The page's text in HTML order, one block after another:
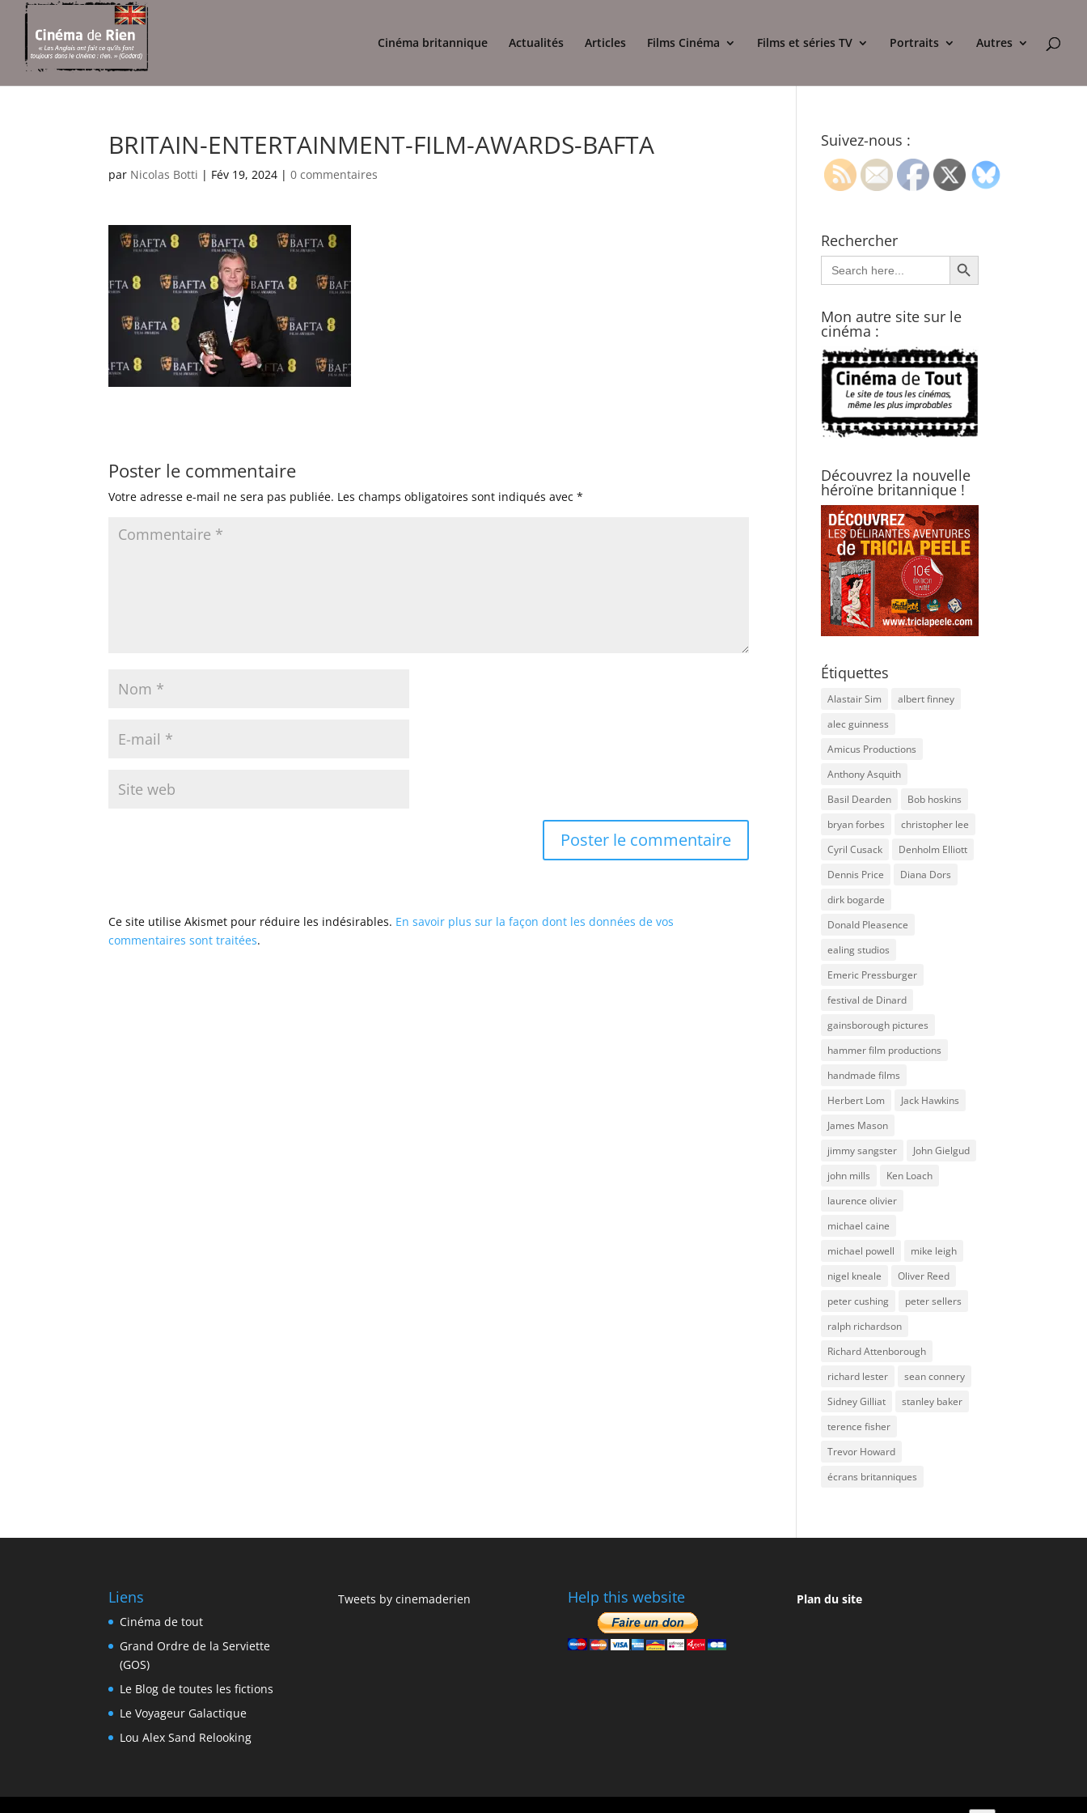
Cinéma britannique Actualités Articles Films Cinéma Films et séries TV Portraits Autres
BRITAIN-ENTERTAINMENT-FILM-AWARDS-BAFTA
par Nicolas Botti | Fév 19, 2024 |0 commentaires
Poster le commentaire
Votre adresse e-mail ne sera pas publiée. Les champs obligatoires sont indiqués avec*
Ce site utilise Akismet pour réduire les indésirables. En savoir plus sur la façon dont les données de vos
commentaires sont traitées.
Suivez-nous :
Rechercher
Search
for:
Search Button
Mon autre site sur le
cinéma :
Découvrez la nouvelle
héroïne britannique !
Étiquettes
Alastair Sim
albert finney
alec guinness
Amicus Productions
Anthony Asquith
Basil Dearden
Bob hoskins
bryan forbes
christopher lee
Cyril Cusack
Denholm Elliott
Dennis Price
Diana Dors
dirk bogarde
Donald Pleasence
ealing studios
Emeric Pressburger
festival de Dinard
gainsborough pictures
hammer film productions
handmade films
Herbert Lom
Jack Hawkins
James Mason
jimmy sangster
John Gielgud
john mills
Ken Loach
laurence olivier
michael caine
michael powell
mike leigh
nigel kneale
Oliver Reed
peter cushing
peter sellers
ralph richardson
Richard Attenborough
richard lester
sean connery
Sidney Gilliat
stanley baker
terence fisher
Trevor Howard
écrans britanniques
Liens
Cinéma de tout
Grand Ordre de la Serviette
(GOS)
Le Blog de toutes les fictions
Le Voyageur Galactique
Lou Alex Sand Relooking
Tweets by cinemaderien Help this website Plan du site